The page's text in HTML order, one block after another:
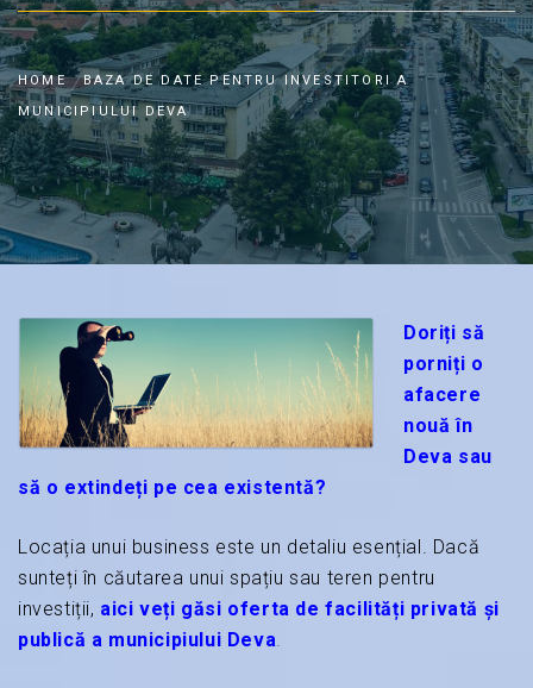
HOME
BAZA DE DATE PENTRU INVESTITORI A
MUNICIPIULUI DEVA
Doriți să
porniți o
afacere
nouă în
Deva sau
să o extindeți pe cea existentă?
Locația unui business este un detaliu esențial. Dacă
sunteți în căutarea unui spațiu sau teren pentru
investiții, aici veți găsi oferta de facilități privată și
publică a municipiului Deva.